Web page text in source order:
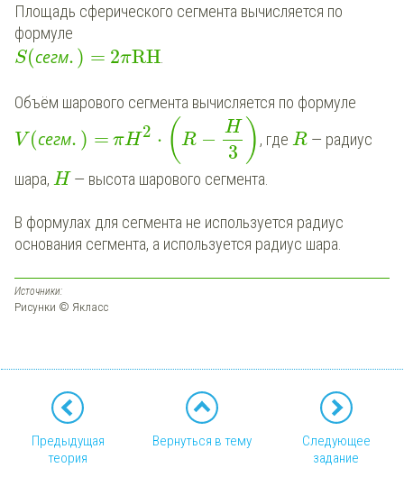
Площадь сферического сегмента вычисляется по
формуле
S(сегм.) = 2πRH
Объём шарового сегмента вычисляется по формуле
V (сегм. ) = πH2 ⋅ ( R −
H
3 ) , гдеR — радиус
шара, H— высота шарового сегмента.
В формулах для сегмента не используется радиус
основания сегмента, а используется радиус шара.
Источники:
Рисунки © Якласс
Предыдущая
теория
Вернуться в тему
Следующее
задание